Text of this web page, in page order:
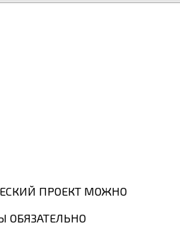
ПРОЕКТ МОЖНО
ОБЯЗАТЕЛЬНО